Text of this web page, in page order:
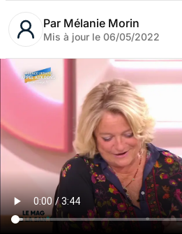
Par Mélanie Morin
Mis à jour le 06/05/2022